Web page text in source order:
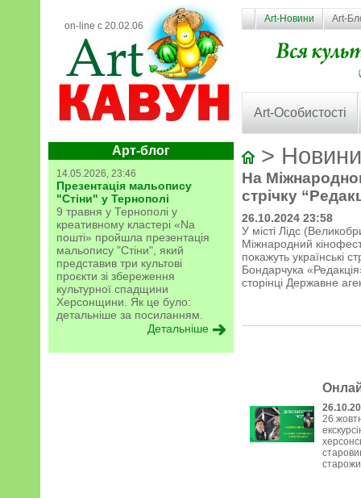
on-line с 20.02.06
Art-Новини Art-
Art-Особистості
Арт-блог
14.05.2026, 23:46
Презентація мальопису
"Стіни" у Тернополі
9 травня у Тернополі у
креативному кластері «Na
пошті» пройшла презентація
мальопису "Стіни", який
представив три культові
проєкти зі збереження
культурної спадщини
Херсонщини. Як це було:
детальніше за посиланням.
Детальніше
> Новини
На
стрічку
26.10.2024 23:58
У місті Лідс
Міжнародний
покажуть українські
Бондарчука
сторінці Державне
26